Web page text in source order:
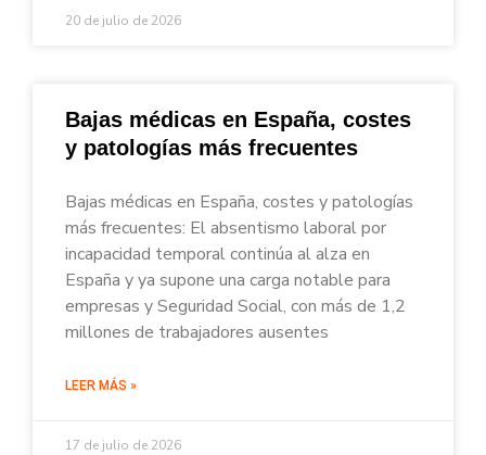
20 de julio de 2026
Bajas médicas en España, costes
y patologías más frecuentes
Bajas médicas en España, costes y patologías
más frecuentes: El absentismo laboral por
incapacidad temporal continúa al alza en
España y ya supone una carga notable para
empresas y Seguridad Social, con más de 1,2
millones de trabajadores ausentes
LEER MÁS »
17 de julio de 2026